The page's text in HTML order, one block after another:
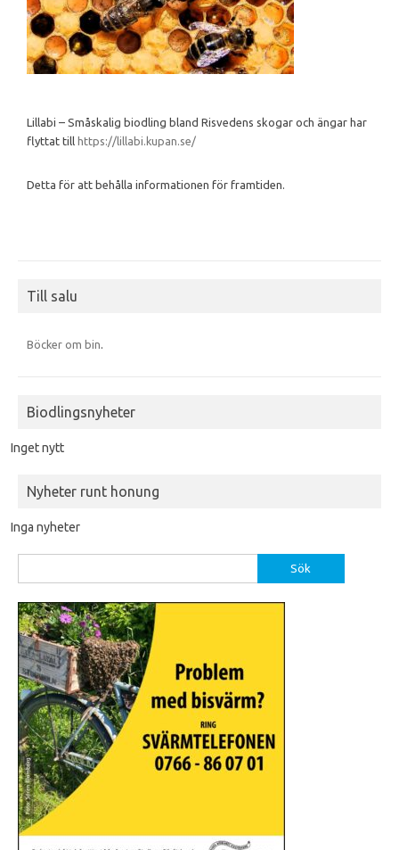
Lillabi – Småskalig biodling bland Risvedens skogar och ängar har
flyttat till https://lillabi.kupan.se/
Detta för att behålla informationen för framtiden.
Till salu
Böcker om bin.
Biodlingsnyheter
Inget nytt
Nyheter runt honung
Inga nyheter
efter: